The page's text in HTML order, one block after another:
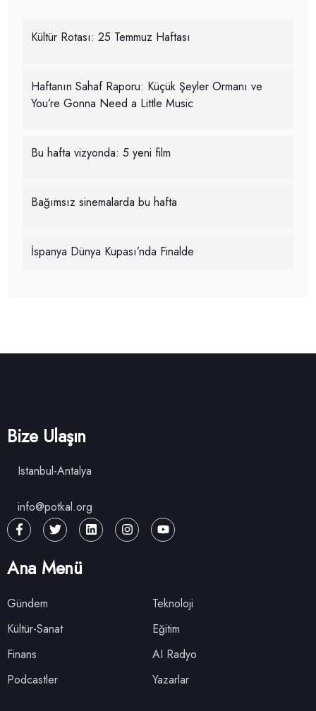
Kültür Rotası: 25 Temmuz Haftası
Haftanın Sahaf Raporu: Küçük Şeyler Ormanı ve
You’re Gonna Need a Little Music
Bu hafta vizyonda: 5 yeni film
Bağımsız sinemalarda bu hafta
İspanya Dünya Kupası’nda Finalde
Bize Ulaşın
Istanbul-Antalya
info@potkal.org
Ana Menü
Gündem
Teknoloji
Kültür-Sanat
Eğitim
Finans
AI Radyo
Podcastler
Yazarlar